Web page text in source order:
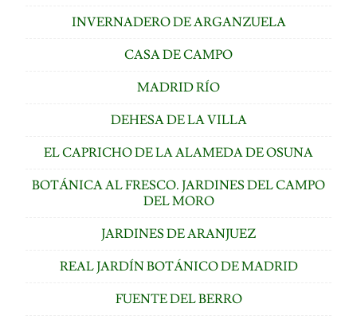
INVERNADERO DE ARGANZUELA
CASA DE CAMPO
MADRID RÍO
DEHESA DE LA VILLA
EL CAPRICHO DE LA ALAMEDA DE OSUNA
BOTÁNICA AL FRESCO. JARDINES DEL CAMPO
DEL MORO
JARDINES DE ARANJUEZ
REAL JARDÍN BOTÁNICO DE MADRID
FUENTE DEL BERRO